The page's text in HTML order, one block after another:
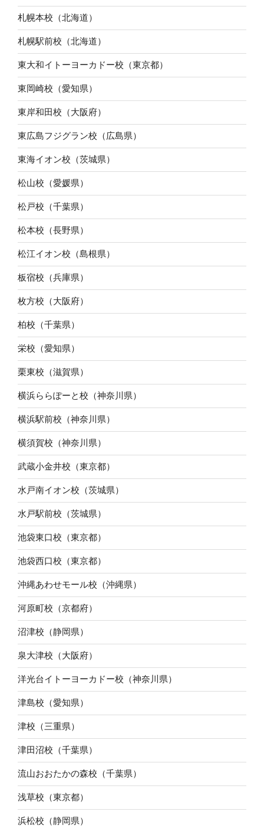
札幌本校（北海道）
札幌駅前校（北海道）
東大和イトーヨーカドー校（東京都）
東岡崎校（愛知県）
東岸和田校（大阪府）
東広島フジグラン校（広島県）
東海イオン校（茨城県）
松山校（愛媛県）
松戸校（千葉県）
松本校（長野県）
松江イオン校（島根県）
板宿校（兵庫県）
枚方校（大阪府）
柏校（千葉県）
栄校（愛知県）
栗東校（滋賀県）
横浜ららぽーと校（神奈川県）
横浜駅前校（神奈川県）
横須賀校（神奈川県）
武蔵小金井校（東京都）
水戸南イオン校（茨城県）
水戸駅前校（茨城県）
池袋東口校（東京都）
池袋西口校（東京都）
沖縄あわせモール校（沖縄県）
河原町校（京都府）
沼津校（静岡県）
泉大津校（大阪府）
洋光台イトーヨーカドー校（神奈川県）
津島校（愛知県）
津校（三重県）
津田沼校（千葉県）
流山おおたかの森校（千葉県）
浅草校（東京都）
浜松校（静岡県）